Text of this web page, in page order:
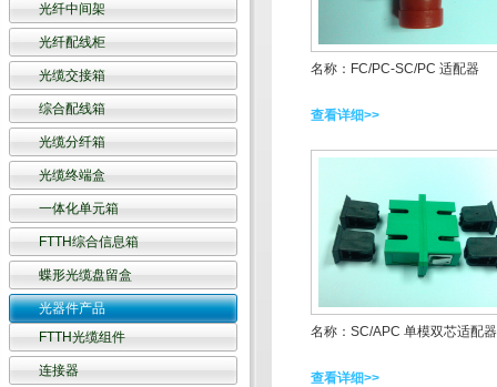
光纤中间架
光纤配线柜
光缆交接箱
综合配线箱
光缆分纤箱
光缆终端盒
一体化单元箱
FTTH综合信息箱
蝶形光缆盘留盒
光器件产品
FTTH光缆组件
连接器
名称：FC/PC-SC/PC 适配器
查看详细>>
名称：SC/APC 单模双芯适配器
查看详细>>